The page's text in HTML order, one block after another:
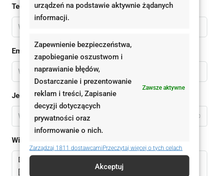
urządzeń na podstawie aktywnie żądanych
informacji.
Zapewnienie bezpieczeństwa,
zapobieganie oszustwom i
naprawianie błędów,
Dostarczanie i prezentowanie
reklam i treści, Zapisanie
decyzji dotyczących
prywatności oraz
informowanie o nich.
Zawsze aktywne
Zarządzaj 1811 dostawcamiPrzeczytaj więcej o tych celach
Akceptuj
Telefon
Email
Jestem
Wybierz
Wiadomomść